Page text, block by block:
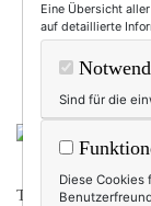
TRAVEL
Eine Übersicht
auf detaillierte
Sind für die
Diese Cookies